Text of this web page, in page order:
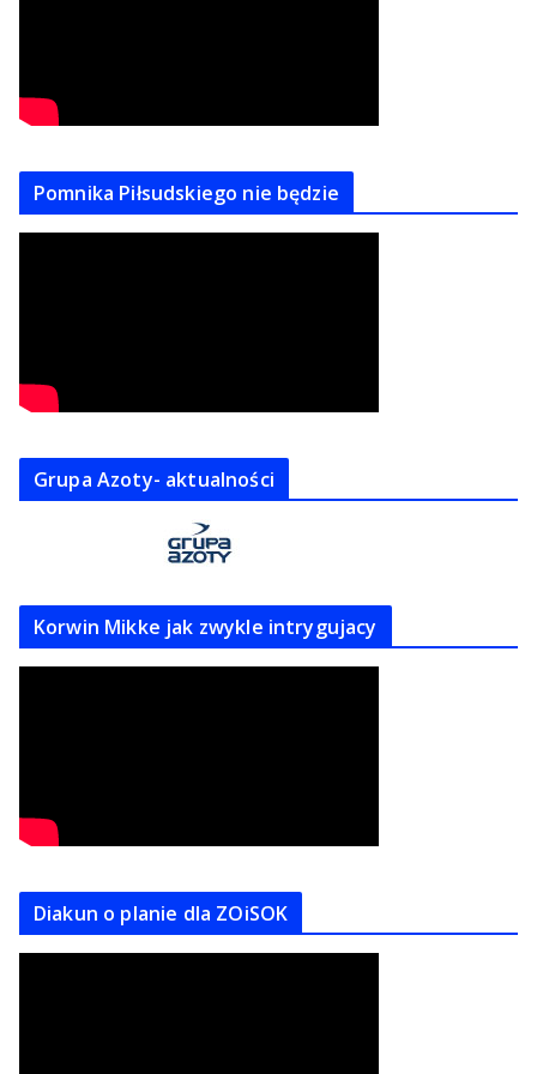
Pomnika Piłsudskiego nie będzie
Grupa Azoty- aktualności
Korwin Mikke jak zwykle intrygujacy
Diakun o planie dla ZOiSOK